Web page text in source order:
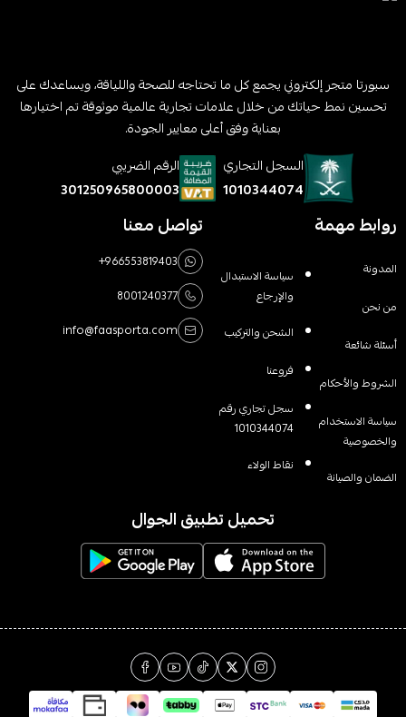
سبورتا متجر إلكتروني يجمع كل ما تحتاجه للصحة واللياقة، ويساعدك على
تحسين نمط حياتك من خلال علامات تجارية عالمية موثوقة تم اختيارها
بعناية وفق أعلى معايير الجودة.
السجل التجاري
1010344074
الرقم الضريبي
301250965800003
روابط مهمة
المدونة
من نحن
أسئلة شائعة
الشروط والأحكام
سياسة الاستخدام
والخصوصية
الضمان والصيانة
سياسة الاستبدال
والإرجاع
الشحن والتركيب
فروعنا
سجل تجاري رقم
1010344074
نقاط الولاء
تواصل معنا
+966553819403
8001240377
info@faasporta.com
تحميل تطبيق الجوال